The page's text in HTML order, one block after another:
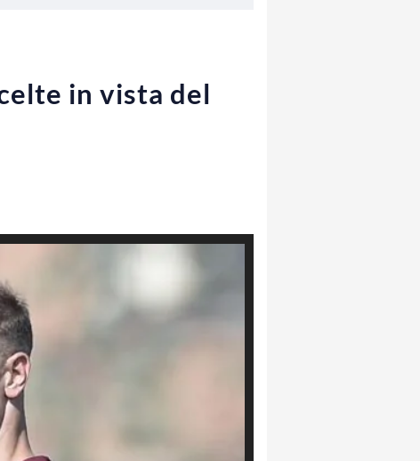
in vista del